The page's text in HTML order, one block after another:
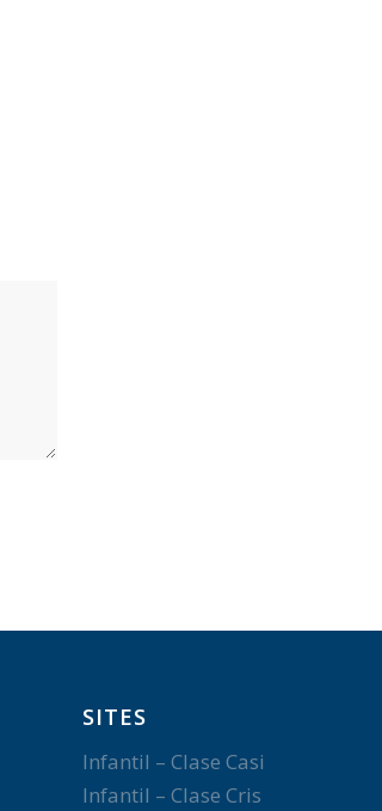
SITES
Infantil – Clase Casi
Infantil – Clase Cris